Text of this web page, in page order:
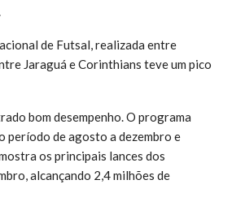
de Futsal, realizada entre
Jaraguá e Corinthians teve um pico
bom desempenho. O programa
período de agosto a dezembro e
os principais lances dos
alcançando 2,4 milhões de